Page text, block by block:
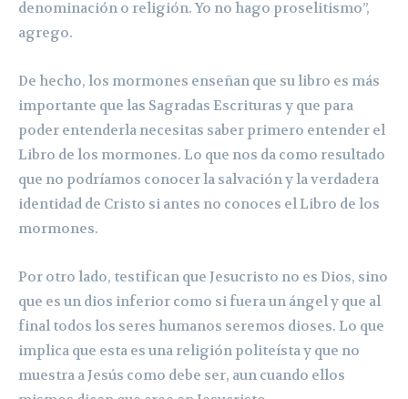
denominación o religión. Yo no hago proselitismo”,
agrego.
De hecho, los mormones enseñan que su libro es más
importante que las Sagradas Escrituras y que para
poder entenderla necesitas saber primero entender el
Libro de los mormones. Lo que nos da como resultado
que no podríamos conocer la salvación y la verdadera
identidad de Cristo si antes no conoces el Libro de los
mormones.
Por otro lado, testifican que Jesucristo no es Dios, sino
que es un dios inferior como si fuera un ángel y que al
final todos los seres humanos seremos dioses. Lo que
implica que esta es una religión politeísta y que no
muestra a Jesús como debe ser, aun cuando ellos